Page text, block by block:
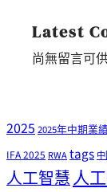
Latest
尚無留言可
2025 2025年中期業
IFA 2025 RWAtags
人工智慧人